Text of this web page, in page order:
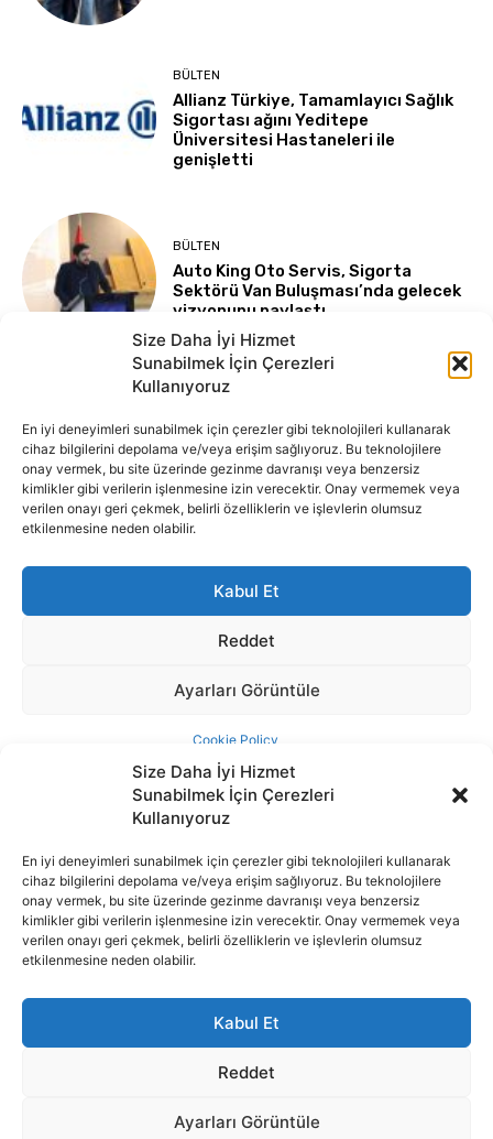
Size Daha İyi Hizmet
Sunabilmek İçin Çerezleri
Kullanıyoruz
En iyi deneyimleri sunabilmek için çerezler gibi teknolojileri kullanarak
cihaz bilgilerini depolama ve/veya erişim sağlıyoruz. Bu teknolojilere
onay vermek, bu site üzerinde gezinme davranışı veya benzersiz
kimlikler gibi verilerin işlenmesine izin verecektir. Onay vermemek veya
verilen onayı geri çekmek, belirli özelliklerin ve işlevlerin olumsuz
etkilenmesine neden olabilir.
Kabul Et
Reddet
Ayarları Görüntüle
İnternet portalımızda yer alan tüm haber metini, resim ve benzeri
içeriğin hakları Sigortamedya Yayıncılık A.Ş.'ye aittir. Hiçbir şekilde
basılı ya da elektronik bir ortamda, kaynak gösterilse bile izin
alınmadan kullanılamaz.